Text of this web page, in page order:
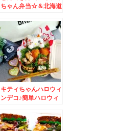
ちゃん弁当☆＆北海道
鮮丼☆
キティちゃんハロウィ
ンデコ♪簡単ハロウィ
中華♪